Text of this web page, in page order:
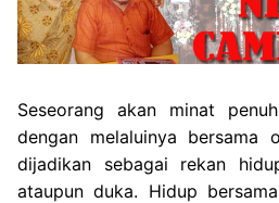
Seseorang akan minat
dengan melaluinya bersama
dijadikan sebagai rekan
ataupun duka. Hidup